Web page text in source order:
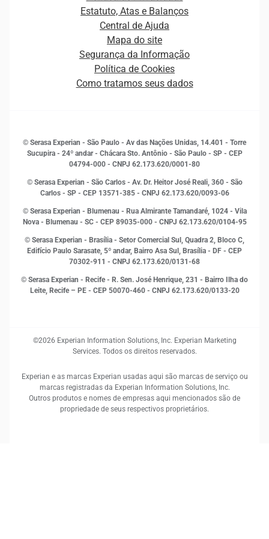
Curso Gratuito de Saúde Financeira
Empreendedorismo
Estudos e Pesquisas
Inovação e Tecnologia
Leis e impostos
Marketing
Open Finance
Proteção de Dados
Sustentabilidade Corporativa
Distribuidores e representantes
Estrutura Organizacional
Sala de Imprensa
Estatuto, Atas e Balanços
Central de Ajuda
Mapa do site
Segurança da Informação
Política de Cookies
Como tratamos seus dados
© Serasa Experian - São Paulo - Av das Nações Unidas, 14.401 - Torre
Sucupira - 24º andar - Chácara Sto. Antônio - São Paulo - SP - CEP
04794-000 - CNPJ 62.173.620/0001-80
© Serasa Experian - São Carlos - Av. Dr. Heitor José Reali, 360 - São
Carlos - SP - CEP 13571-385 - CNPJ 62.173.620/0093-06
© Serasa Experian - Blumenau - Rua Almirante Tamandaré, 1024 - Vila
Nova - Blumenau - SC - CEP 89035-000 - CNPJ 62.173.620/0104-95
© Serasa Experian - Brasília - Setor Comercial Sul, Quadra 2, Bloco C,
Edifício Paulo Sarasate, 5º andar, Bairro Asa Sul, Brasília - DF - CEP
70302-911 - CNPJ 62.173.620/0131-68
© Serasa Experian - Recife - R. Sen. José Henrique, 231 - Bairro Ilha do
Leite, Recife – PE - CEP 50070-460 - CNPJ 62.173.620/0133-20
©2026 Experian Information Solutions, Inc. Experian Marketing
Services. Todos os direitos reservados.
Experian e as marcas Experian usadas aqui são marcas de serviço ou
marcas registradas da Experian Information Solutions, Inc.
Outros produtos e nomes de empresas aqui mencionados são de
propriedade de seus respectivos proprietários.